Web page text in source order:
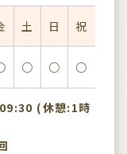
土 日 祝
○ ○ ○
(休憩:1時